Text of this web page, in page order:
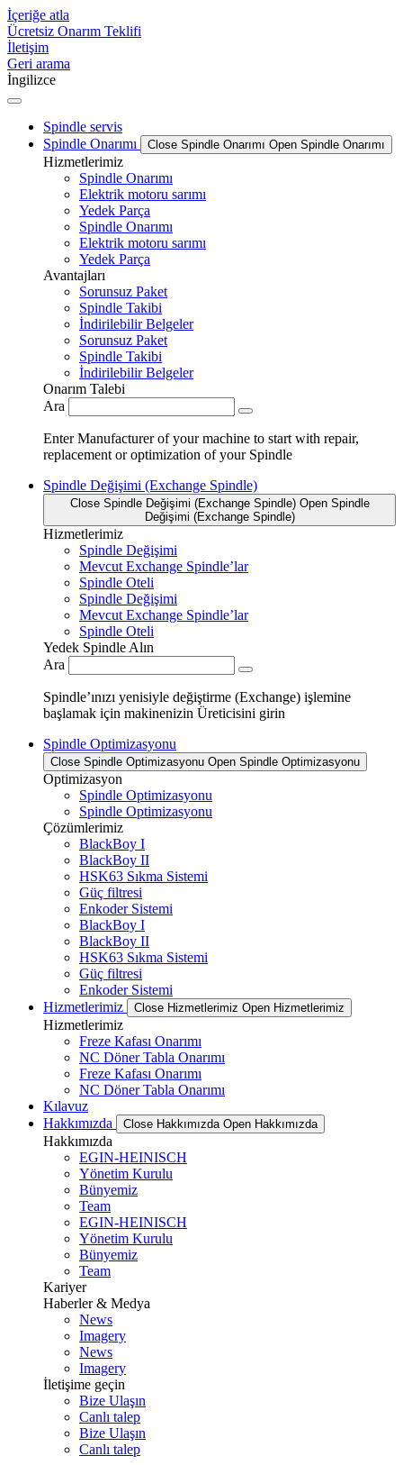
İçeriğe atla
Ücretsiz Onarım Teklifi
İletişim
Geri arama
İngilizce
Spindle servis
Spindle Onarımı
Close Spindle Onarımı Open Spindle Onarımı
Hizmetlerimiz
Spindle Onarımı
Elektrik motoru sarımı
Yedek Parça
Spindle Onarımı
Elektrik motoru sarımı
Yedek Parça
Avantajları
Sorunsuz Paket
Spindle Takibi
İndirilebilir Belgeler
Sorunsuz Paket
Spindle Takibi
İndirilebilir Belgeler
Onarım Talebi
Ara
Enter Manufacturer of your machine to start with repair,
replacement or optimization of your Spindle
Spindle Değişimi (Exchange Spindle)
Close Spindle Değişimi (Exchange Spindle) Open Spindle
Değişimi (Exchange Spindle)
Hizmetlerimiz
Spindle Değişimi
Mevcut Exchange Spindle’lar
Spindle Oteli
Spindle Değişimi
Mevcut Exchange Spindle’lar
Spindle Oteli
Yedek Spindle Alın
Ara
Spindle’ınızı yenisiyle değiştirme (Exchange) işlemine
başlamak için makinenizin Üreticisini girin
Spindle Optimizasyonu
Close Spindle Optimizasyonu Open Spindle Optimizasyonu
Optimizasyon
Spindle Optimizasyonu
Spindle Optimizasyonu
Çözümlerimiz
BlackBoy I
BlackBoy II
HSK63 Sıkma Sistemi
Güç filtresi
Enkoder Sistemi
BlackBoy I
BlackBoy II
HSK63 Sıkma Sistemi
Güç filtresi
Enkoder Sistemi
Hizmetlerimiz
Close Hizmetlerimiz Open Hizmetlerimiz
Hizmetlerimiz
Freze Kafası Onarımı
NC Döner Tabla Onarımı
Freze Kafası Onarımı
NC Döner Tabla Onarımı
Kılavuz
Hakkımızda
Close Hakkımızda Open Hakkımızda
Hakkımızda
EGIN-HEINISCH
Yönetim Kurulu
Bünyemiz
Team
EGIN-HEINISCH
Yönetim Kurulu
Bünyemiz
Team
Kariyer
Haberler & Medya
News
Imagery
News
Imagery
İletişime geçin
Bize Ulaşın
Canlı talep
Bize Ulaşın
Canlı talep